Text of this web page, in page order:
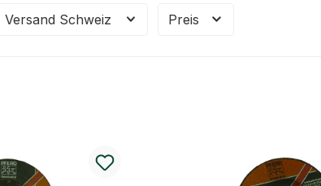
Versand Schweiz Preis